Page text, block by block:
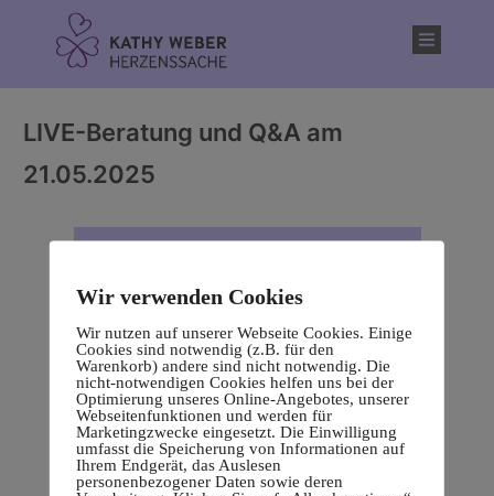
LIVE-Beratung und Q&A am
21.05.2025
Wir verwenden Cookies
Wir nutzen auf unserer Webseite Cookies. Einige
Cookies sind notwendig (z.B. für den
Warenkorb) andere sind nicht notwendig. Die
nicht-notwendigen Cookies helfen uns bei der
Optimierung unseres Online-Angebotes, unserer
Webseitenfunktionen und werden für
Marketingzwecke eingesetzt. Die Einwilligung
umfasst die Speicherung von Informationen auf
Ihrem Endgerät, das Auslesen
personenbezogener Daten sowie deren